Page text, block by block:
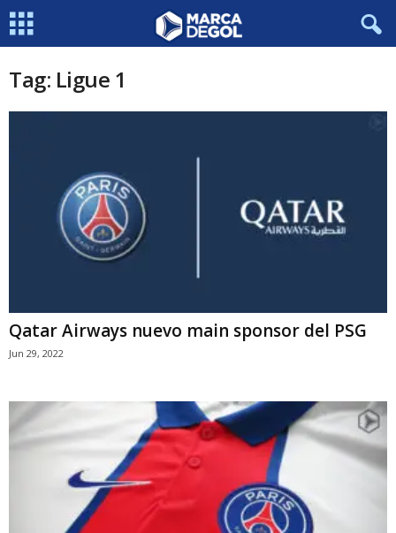
Tag: Ligue 1
Qatar Airways nuevo main sponsor del PSG
Jun 29, 2022